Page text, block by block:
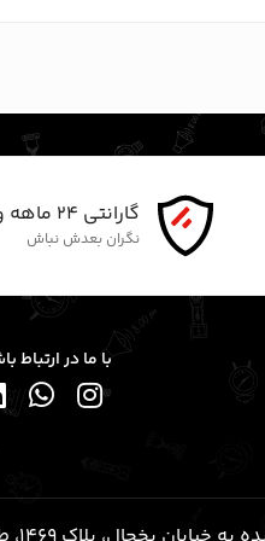
گارانتی ۲۴ ماهه وستا سرویس
نگران بعدش نباش
با ما در ارتباط